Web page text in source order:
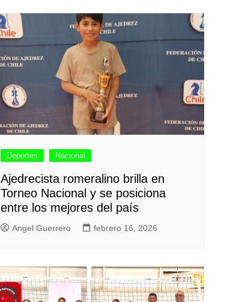
Deportes Nacional
Ajedrecista romeralino brilla en
Torneo Nacional y se posiciona
entre los mejores del país
Angel Guerrero febrero 16, 2026